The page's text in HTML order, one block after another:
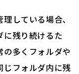
している場合、
に残り続けるた
多くフォルダや
じフォルダ内に残